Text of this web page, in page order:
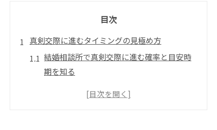
目次
真剣交際に進むタイミングの見極め方
結婚相談所で真剣交際に進む確率と目安時
期を知る
仮交際から真剣交際へ進むための流れと判